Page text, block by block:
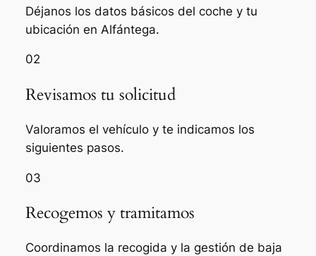
Déjanos los datos básicos del coche y tu
ubicación en Alfántega.
02
Revisamos tu solicitud
Valoramos el vehículo y te indicamos los
siguientes pasos.
03
Recogemos y tramitamos
Coordinamos la recogida y la gestión de baja